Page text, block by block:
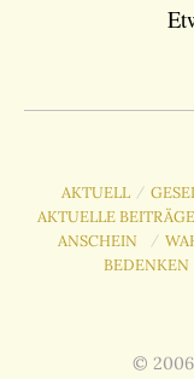
AKTUELL /
AKTUELLE BEITRÄGE
ANSCHEIN
/
BEDENKEN
©